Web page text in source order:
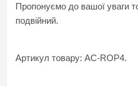
Пропонуємо до вашої уваги
подвійний.
Артикул товару: AC-ROP4.